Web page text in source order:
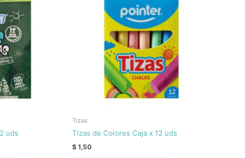
uds
Tizas
Tizas de Colores Caja x 12 uds
$1,50